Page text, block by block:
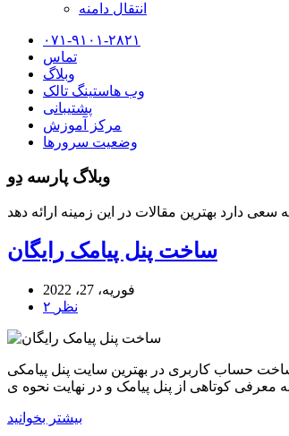
انتقال دامنه
۰۷۱-۹۱۰۱-۲۸۲۱
تماس
وبلاگ
وب هاستینگ تالک
پشتیبانی
مرکز آموزش
وضعیت سرورها
وبلاگ پارسه دِو
ساخت پنل پیامک رایگان
فوریه، 27، 2022
۲ نظر
حساب کاربری در بهترین سایت پنل پیامکی
بیشتر بخوانید